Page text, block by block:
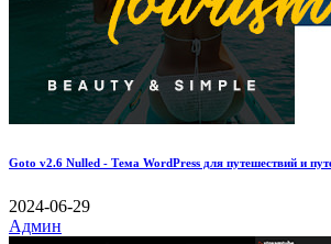
Goto v2.6 Nulled - Тема WordPress для путешествий и
2024-06-29
Админ